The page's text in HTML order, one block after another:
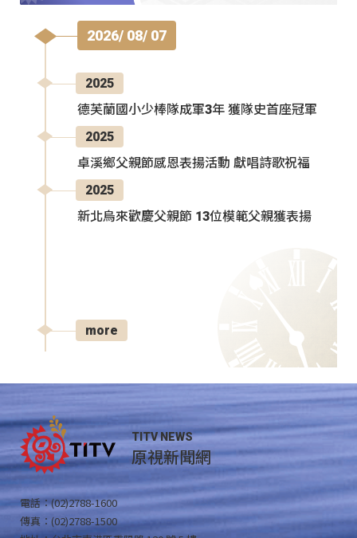
2026/ 08/ 07
2025
德芙蘭國小少棒隊成軍3年 獲隊史首座冠軍
2025
卓溪鄉父親節感恩表揚活動 獻唱詩歌祝福
2025
新北烏來歡慶父親節 13位模範父親獲表揚
more
TITV NEWS
原視新聞網
電話：(02)2788-1600
傳真：(02)2788-1500